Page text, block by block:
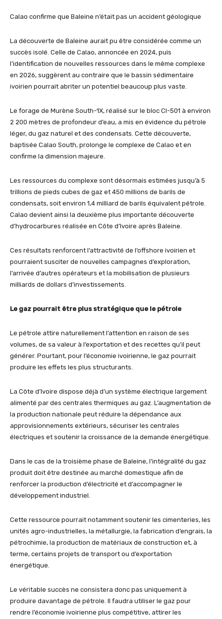
Calao confirme que Baleine n’était pas un accident géologique
La découverte de Baleine aurait pu être considérée comme un
succès isolé. Celle de Calao, annoncée en 2024, puis
l’identification de nouvelles ressources dans le même complexe
en 2026, suggèrent au contraire que le bassin sédimentaire
ivoirien pourrait abriter un potentiel beaucoup plus vaste.
Le forage de Murène South-1X, réalisé sur le bloc CI-501 à environ
2 200 mètres de profondeur d’eau, a mis en évidence du pétrole
léger, du gaz naturel et des condensats. Cette découverte,
baptisée Calao South, prolonge le complexe de Calao et en
confirme la dimension majeure.
Les ressources du complexe sont désormais estimées jusqu’à 5
trillions de pieds cubes de gaz et 450 millions de barils de
condensats, soit environ 1,4 milliard de barils équivalent pétrole.
Calao devient ainsi la deuxième plus importante découverte
d’hydrocarbures réalisée en Côte d’Ivoire après Baleine.
Ces résultats renforcent l’attractivité de l’offshore ivoirien et
pourraient susciter de nouvelles campagnes d’exploration,
l’arrivée d’autres opérateurs et la mobilisation de plusieurs
milliards de dollars d’investissements.
Le gaz pourrait être plus stratégique que le pétrole
Le pétrole attire naturellement l’attention en raison de ses
volumes, de sa valeur à l’exportation et des recettes qu’il peut
générer. Pourtant, pour l’économie ivoirienne, le gaz pourrait
produire les effets les plus structurants.
La Côte d’Ivoire dispose déjà d’un système électrique largement
alimenté par des centrales thermiques au gaz. L’augmentation de
la production nationale peut réduire la dépendance aux
approvisionnements extérieurs, sécuriser les centrales
électriques et soutenir la croissance de la demande énergétique.
Dans le cas de la troisième phase de Baleine, l’intégralité du gaz
produit doit être destinée au marché domestique afin de
renforcer la production d’électricité et d’accompagner le
développement industriel.
Cette ressource pourrait notamment soutenir les cimenteries, les
unités agro-industrielles, la métallurgie, la fabrication d’engrais, la
pétrochimie, la production de matériaux de construction et, à
terme, certains projets de transport ou d’exportation
énergétique.
Le véritable succès ne consistera donc pas uniquement à
produire davantage de pétrole. Il faudra utiliser le gaz pour
rendre l’économie ivoirienne plus compétitive, attirer les